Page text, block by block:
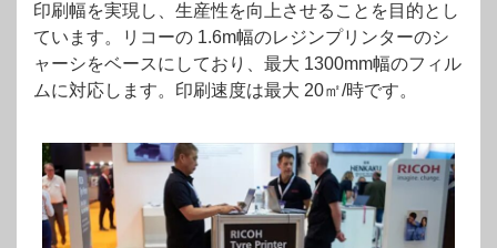
印刷幅を実現し、生産性を向上させることを目的とし
ています。リコーの 1.6m幅のレジンプリンターのシ
ャーシをベースにしており、最大 1300mm幅のフィル
ムに対応します。印刷速度は最大 20㎡/時です。